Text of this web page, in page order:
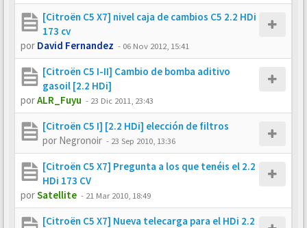
[Citroën C5 X7] nivel caja de cambios C5 2.2 HDi
173 cv
por David Fernandez - 06 Nov 2012, 15:41
[Citroën C5 I-II] Cambio de bomba aditivo
gasoil [2.2 HDi]
porALR_Fuyu - 23 Dic 2011, 23:43
[Citroën C5 I] [2.2 HDi] elección de filtros
por Negronoir - 23 Sep 2010, 13:36
[Citroën C5 X7] Pregunta a los que tenéis el 2.2
HDi 173 CV
porSatellite - 21 Mar 2010, 18:49
[Citroën C5 X7] Nueva telecarga para el HDi 2.2